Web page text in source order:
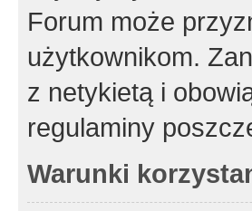
Forum może
użytkownikom.
z netykietą i
regulaminy
Warunki